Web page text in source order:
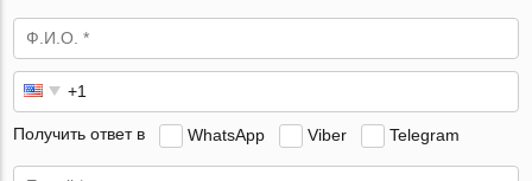
Получить ответ в WhatsApp Viber Telegram